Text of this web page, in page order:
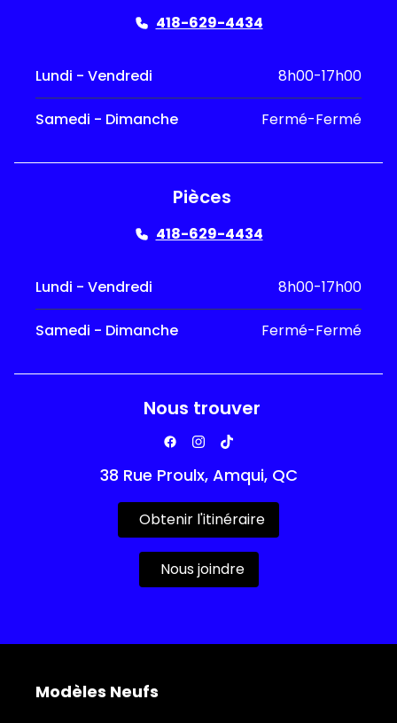
418-629-4434
Lundi - Vendredi 8h00-17h00
Samedi - Dimanche Fermé-Fermé
Pièces
418-629-4434
Lundi - Vendredi 8h00-17h00
Samedi - Dimanche Fermé-Fermé
Nous trouver
38 Rue Proulx, Amqui, QC
Obtenir l'itinéraire
Nous joindre
Modèles Neufs